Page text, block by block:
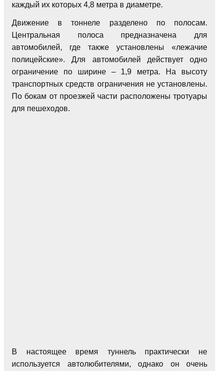
каждый их которых 4,8 метра в диаметре.
Движение в тоннеле разделено по полосам.
Центральная полоса предназначена для
автомобилей, где также установлены «лежачие
полицейские». Для автомобилей действует одно
ограничение по ширине – 1,9 метра. На высоту
транспортных средств ограничения не установлены.
По бокам от проезжей части расположены тротуары
для пешеходов.
В настоящее время туннель практически не
используется автолюбителями, однако он очень